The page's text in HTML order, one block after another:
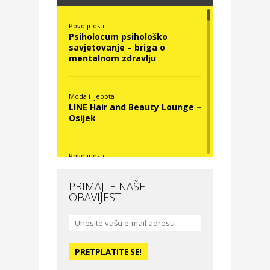
Povoljnosti
Psiholocum psihološko
savjetovanje – briga o
mentalnom zdravlju
Moda i ljepota
LINE Hair and Beauty Lounge –
Osijek
Povoljnosti
Moda i ljepota
studio – Osijek
PRIMAJTE NAŠE
OBAVIJESTI